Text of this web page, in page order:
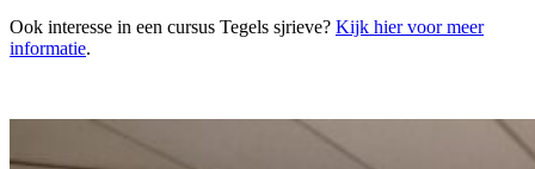
Ook interesse in een cursus Tegels sjrieve? Kijk hier voor meer
informatie.